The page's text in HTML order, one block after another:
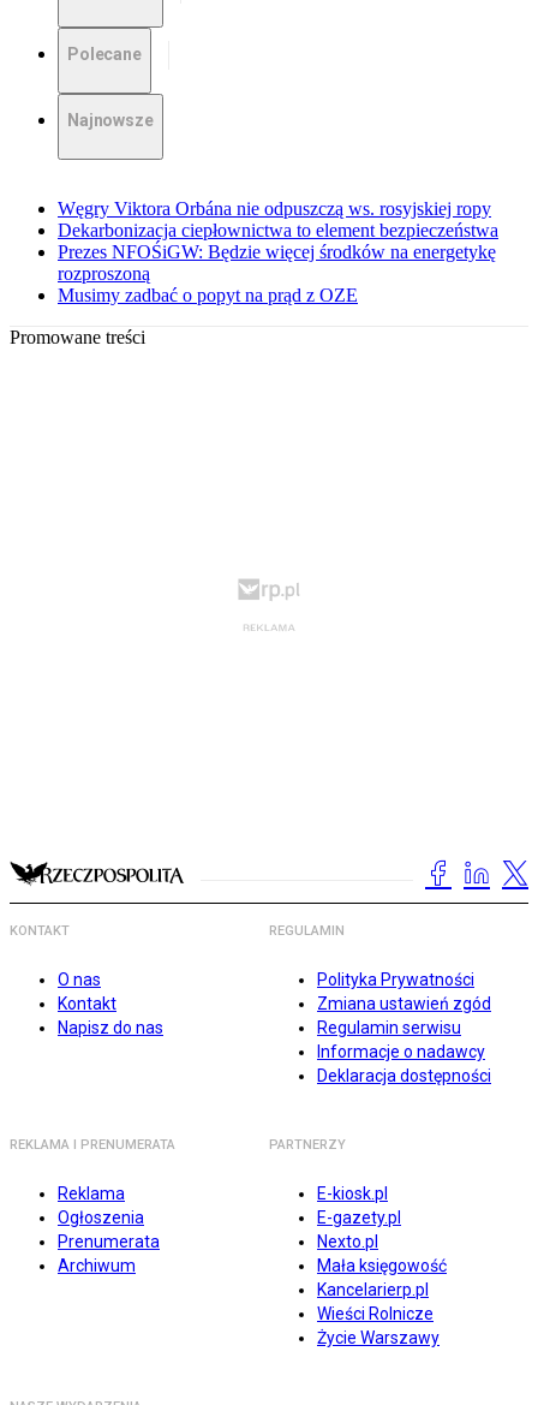
Polecane
Najnowsze
Węgry Viktora Orbána nie odpuszczą ws. rosyjskiej ropy
Dekarbonizacja ciepłownictwa to element bezpieczeństwa
Prezes NFOŚiGW: Będzie więcej środków na energetykę
rozproszoną
Musimy zadbać o popyt na prąd z OZE
Promowane treści
KONTAKT
O nas
Kontakt
Napisz do nas
REGULAMIN
Polityka Prywatności
Zmiana ustawień zgód
Regulamin serwisu
Informacje o nadawcy
Deklaracja dostępności
REKLAMA I PRENUMERATA
Reklama
Ogłoszenia
Prenumerata
Archiwum
PARTNERZY
E-kiosk.pl
E-gazety.pl
Nexto.pl
Mała księgowość
Kancelarierp.pl
Wieści Rolnicze
Życie Warszawy